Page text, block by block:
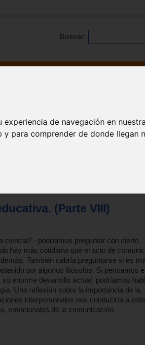
de navegación en
para comprender de donde llegan
Buscar:
(Parte VIII)
ciencia? - podríamos preguntar con cierto
hay más cotidiano que el acto de
También cabría preguntarse si es
por algunos filósofos. Si pensamos
enorme desarrollo actual, podríamos
Una reflexión sobre la importancia de la
interpersonales nos conduciría a
emocionales de la comunicación.